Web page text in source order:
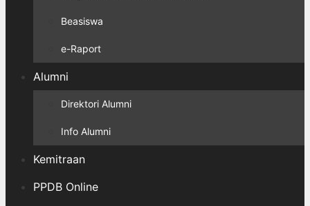
Beasiswa
e-Raport
Alumni
Direktori Alumni
Info Alumni
Kemitraan
PPDB Online